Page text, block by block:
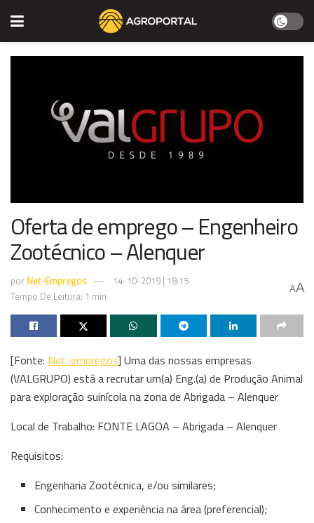
Oferta de emprego – Engenheiro
Zootécnico – Alenquer
por Net-Empregos
14-10-2019 | 18:15
Tempo De Leitura: 1 min
AA
[Fonte: Net-empregos] Uma das nossas empresas
(VALGRUPO) está a recrutar um(a) Eng.(a) de Produção Animal
para exploração suinícola na zona de Abrigada – Alenquer
Local de Trabalho: FONTE LAGOA – Abrigada – Alenquer
Requisitos:
Engenharia Zootécnica, e/ou similares;
Conhecimento e experiência na área (preferencial);